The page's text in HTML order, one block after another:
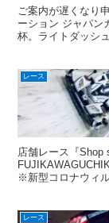
ご案内が遅くなり
ーション ジャパン
杯。ライトダッシ
レース
店舗レース『Shop
※新型コロナウィ
レース